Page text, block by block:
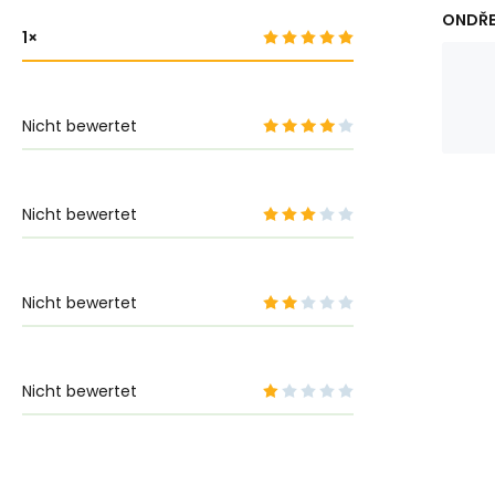
1
Nicht bewertet
Nicht bewertet
Nicht bewertet
Nicht bewertet